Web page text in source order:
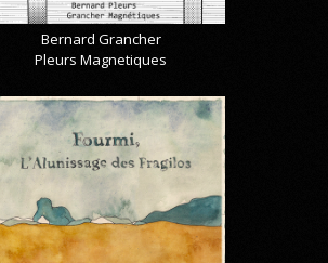
Bernard Grancher
Pleurs Magnetiques